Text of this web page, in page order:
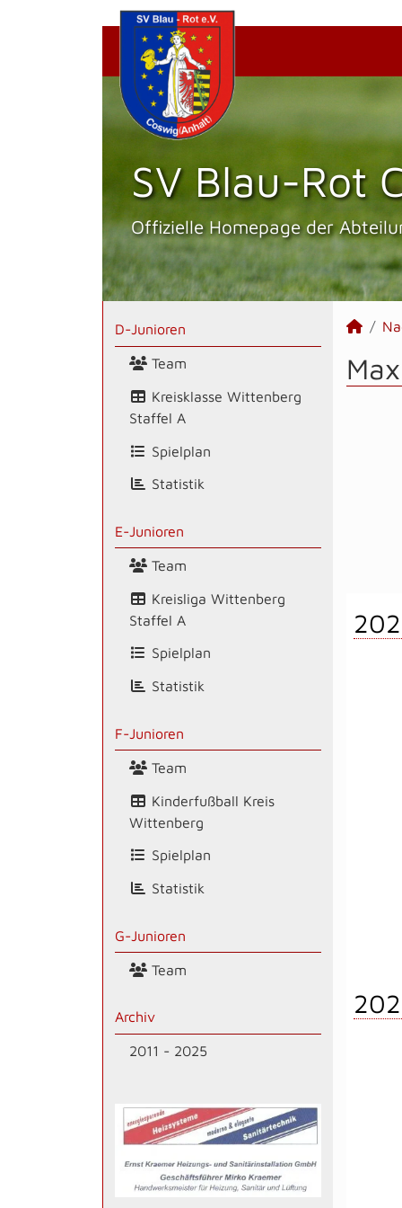
SV Blau-Rot
Offizielle Homepage der
D-Junioren
Team
Kreisklasse Wittenberg
Staffel A
Spielplan
Statistik
E-Junioren
Team
Kreisliga Wittenberg
Staffel A
Spielplan
Statistik
F-Junioren
Team
Kinderfußball Kreis
Wittenberg
Spielplan
Statistik
G-Junioren
Team
Archiv
2011 - 2025